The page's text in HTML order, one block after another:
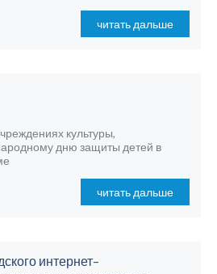
читать дальше
культуры,
дню защиты детей в
читать дальше
интернет–